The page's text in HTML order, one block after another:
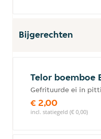
Bijgerechten
Telor boemboe
Gefrituurde ei in
€ 2,00
incl. statiegeld (€ 0,00)